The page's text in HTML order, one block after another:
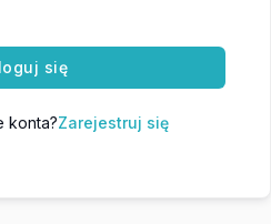
się
konta?Zarejestruj się